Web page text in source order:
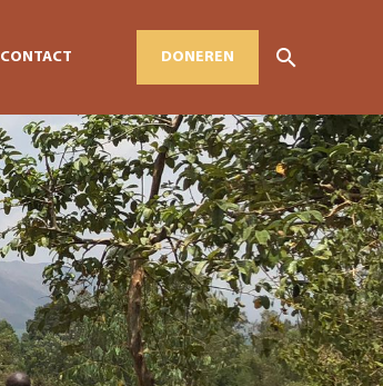
CONTACT DONEREN